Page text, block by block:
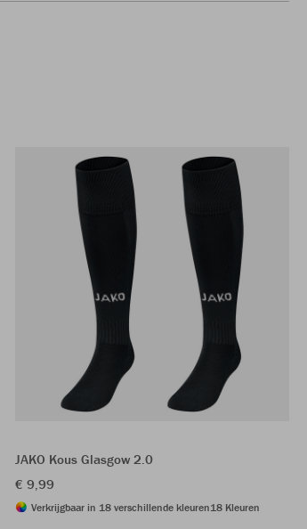
JAKO Kous Glasgow 2.0
€ 9,99
Verkrijgbaar in 18 verschillende kleuren18 Kleuren